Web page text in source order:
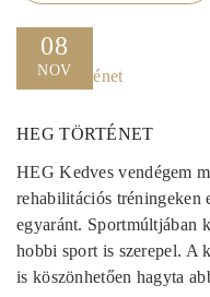
08
NOV
HEG TÖRTÉNET
HEG Kedves vendégem
rehabilitációs tréningeken
egyaránt. Sportmúltjában
hobbi sport is szerepel. A
is köszönhetően hagyta